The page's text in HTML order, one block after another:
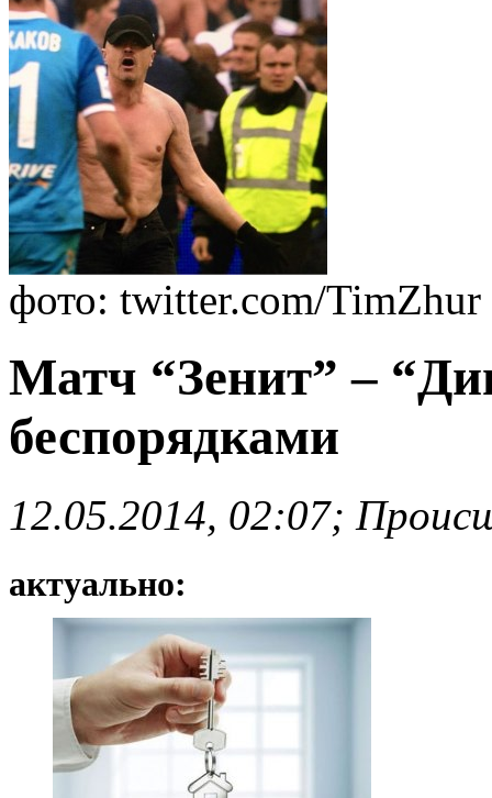
фото: twitter.com/TimZhur
Матч “Зенит” –
беспорядками
12.05.2014, 02:07;
актуально: